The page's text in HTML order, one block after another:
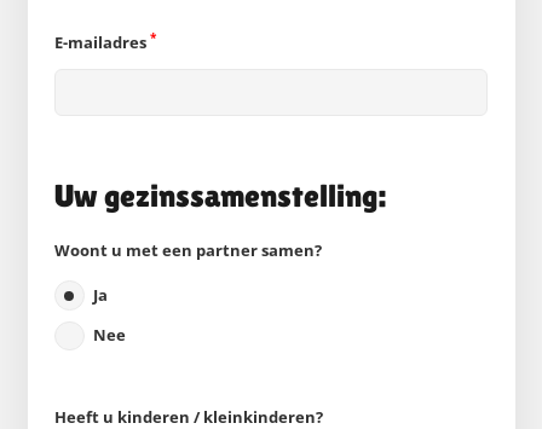
E-mailadres *
Uw gezinssamenstelling:
Woont u met een partner samen?
Ja
Nee
Heeft u kinderen / kleinkinderen?